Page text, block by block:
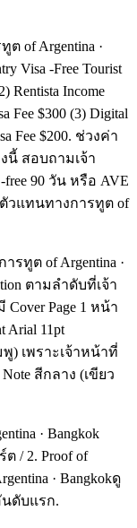
of Argentina ·
Visa -Free Tourist
Rentista Income
Fee $300 (3) Digital
Fee $200. ช่วงค่า
นี้ สอบถามเจ้า
90 วัน หรือ AVE
ตัวแทนทางการทูต of
ทูต of Argentina ·
ตามลำดับที่เจ้า
Page 1 หน้า
Arial 11pt
พู) เพราะเจ้าหน้าที่
สีกลาง (เขียว
· Bangkok
/ 2. Proof of
· Bangkokดู
ดับแรก.